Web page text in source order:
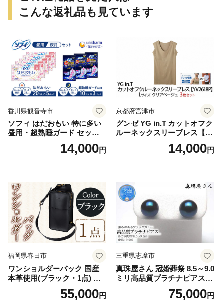
こんな返礼品も見ています
香川県観音寺市
ソフィ はだおもい 特に多い
昼用・超熟睡ガード セット
羽付き ナプキン 生理用品 サ
ニタリー ユニ・チャーム
14,000円
京都府宮津市
グンゼ YG in.T カットオフク
ルーネックスリーブレス【Y
V2618P】Lサイズ クリアベ
ージュ3枚セット [№5716-04
14,000円
福岡県春日市
ワンショルダーバック 国産
本革使用(ブラック・1点) 鞄
バック バッグ カバン レザー
国産 日本製 牛革 黒 革 革製
55,000円
三重県志摩市
真珠屋さん 冠婚葬祭 8.5～9.0
ミリ高品質プラチナピアス P
t900 志摩産アコヤ真珠 ブラ
ックパール 黒真珠75,000円